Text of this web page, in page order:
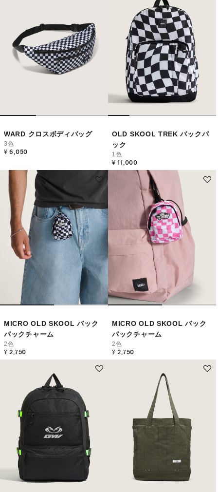
WARD クロスボディバッグ
3色
¥ 6,050
OLD SKOOL TREK バックパ
ック
1色
¥ 11,000
MICRO OLD SKOOL バック
パックチャーム
2色
¥ 2,750
MICRO OLD SKOOL バック
パックチャーム
2色
¥ 2,750